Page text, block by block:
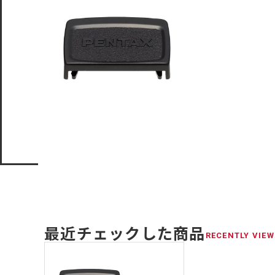
最近チェックした商品 RECENTLY